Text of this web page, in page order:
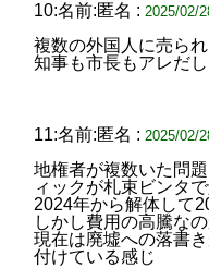
10:名前:匿名 : 2025/02/
複数の外国人に売ら
知事も市長もアレだし
11:名前:匿名 : 2025/02/
地権者が複数いた問
ィックが札束ビンタ
2024年から解体して
しかし費用の高騰な
現在は廃墟への落書
付けている感じ